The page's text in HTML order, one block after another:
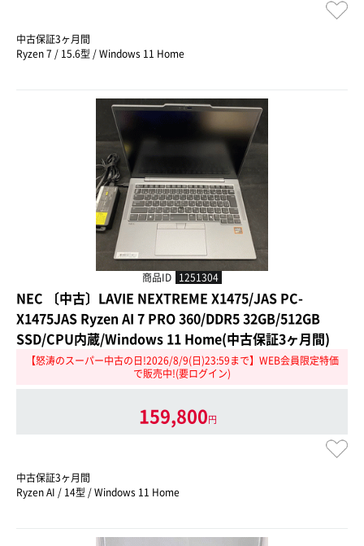
中古保証3ヶ月間
Ryzen 7 / 15.6型 / Windows 11 Home
商品ID 1251304
NEC 〔中古〕LAVIE NEXTREME X1475/JAS PC-
X1475JAS Ryzen AI 7 PRO 360/DDR5 32GB/512GB
SSD/CPU内蔵/Windows 11 Home(中古保証3ヶ月間)
【怒涛のスーパー中古の日!2026/8/9(日)23:59まで】WEB会員限定特価
で販売中!(要ログイン)
159,800円
中古保証3ヶ月間
Ryzen AI / 14型 / Windows 11 Home